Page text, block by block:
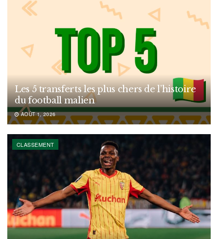
Les 5 transferts les plus chers de l’histoire
du football malien
AOÛT 1, 2026
CLASSEMENT